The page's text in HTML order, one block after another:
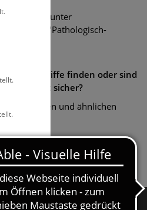
Ausdruck unter
zB.: "Pathologisch-
Begriffe finden oder sind
nicht sicher?
alle gleichen und ähnlichen